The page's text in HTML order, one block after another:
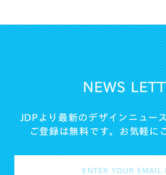
NEWS
JDPより最新のデザインニュー
ご登録は無料です。お気軽に